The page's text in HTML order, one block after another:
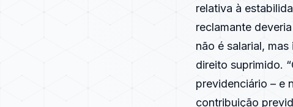
relativa à
reclamante
não é salarial,
direito suprimido.
previdenciário – e
contribuição